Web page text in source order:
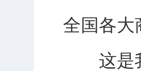
全国各大
这是我